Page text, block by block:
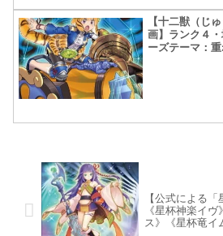
【十二獣（じ
画】ランク４
ーズテーマ：
【公式による「
《星杯神楽イ
ス》《星杯竜イ